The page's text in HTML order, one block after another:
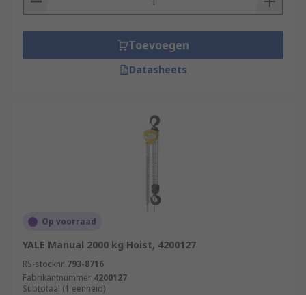
Toevoegen
Datasheets
Op voorraad
YALE Manual 2000 kg Hoist, 4200127
RS-stocknr. 793-8716
Fabrikantnummer 4200127
Subtotaal (1 eenheid)